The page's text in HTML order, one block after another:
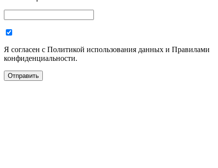
Я согласен с Политикой использования данных и Правилами
конфиденциальности.